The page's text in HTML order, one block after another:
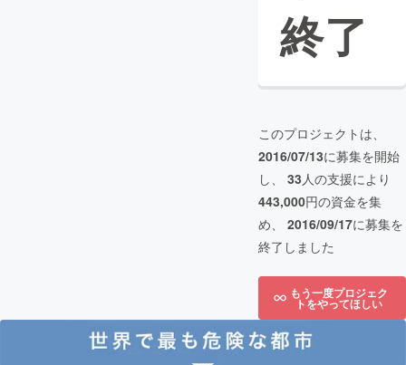
終了
このプロジェクトは、
2016/07/13に募集を開始
し、 33人の支援により
443,000円の資金を集
め、 2016/09/17に募集を
終了しました
もう一度プロジェク
トをやってほしい